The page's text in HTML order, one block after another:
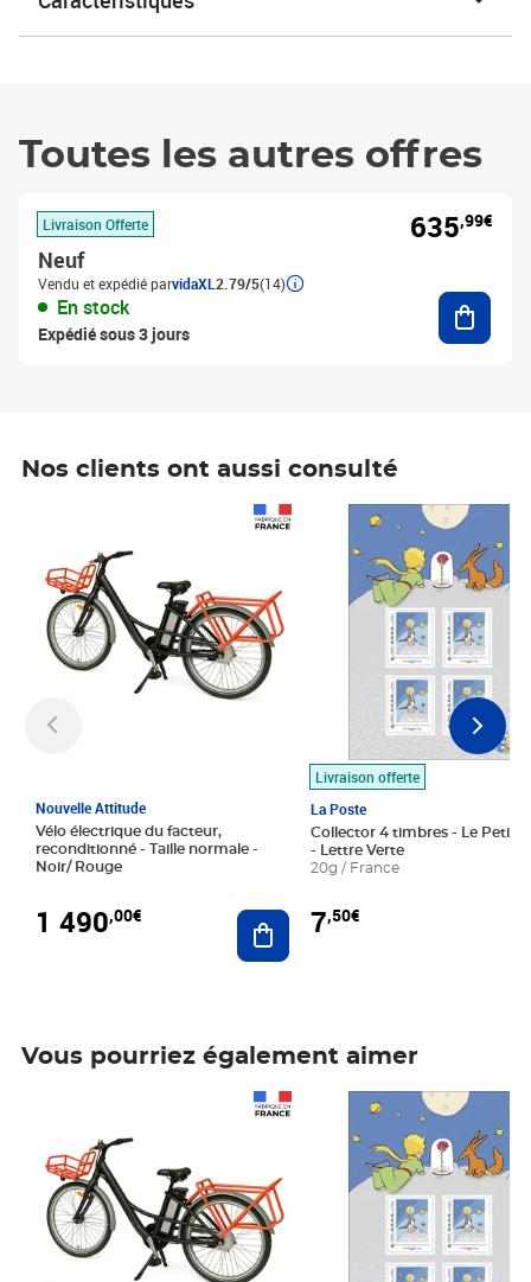
Toutes les autres offres
Livraison Offerte
Neuf
Vendu et expédié parvidaXL 2.79/5(14)
En stock
Expédié sous 3 jours
635,99€
Nos clients ont aussi consulté
Nouvelle Attitude
Vélo électrique du facteur,
reconditionné - Taille normale -
Noir/ Rouge
1 490,00€ Ajouter au panier
Livraison offerte
La Poste
Collector 4 timbres - Le Petit
- Lettre Verte
20g / France
7,50€
Prix 7,50€
Vous pourriez également aimer
Prix 7,50€